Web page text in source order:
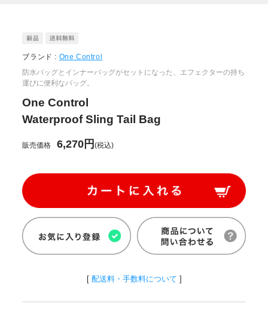
ブランド : One Control
防水バッグとインナーバッグがセットになった、エフェクターの持ち
運びに便利なバッグ。
One Control
Waterproof Sling Tail Bag
販売価格 6,270円(税込)
[ 配送料・手数料について ]